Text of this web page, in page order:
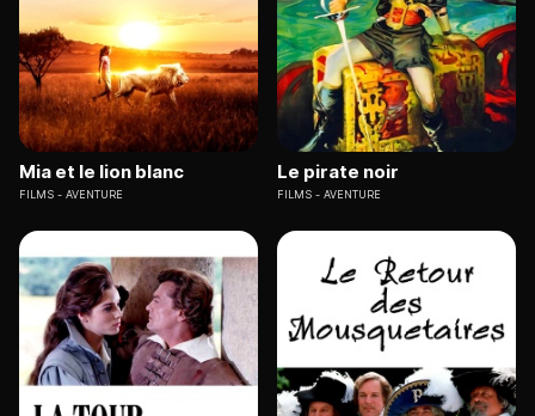
Mia et le lion blanc
FILMS AVENTURE
Le pirate noir
FILMS AVENTURE